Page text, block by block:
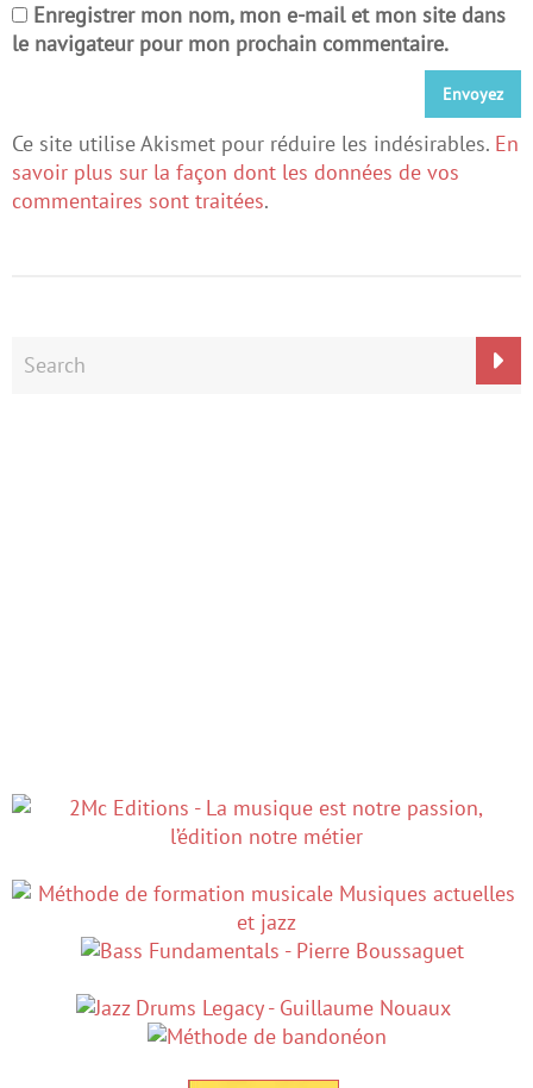
Enregistrer mon nom, mon e-mail et mon site dans
le navigateur pour mon prochain commentaire.
Ce site utilise Akismet pour réduire les indésirables. En
savoir plus sur la façon dont les données de vos
commentaires sont traitées.